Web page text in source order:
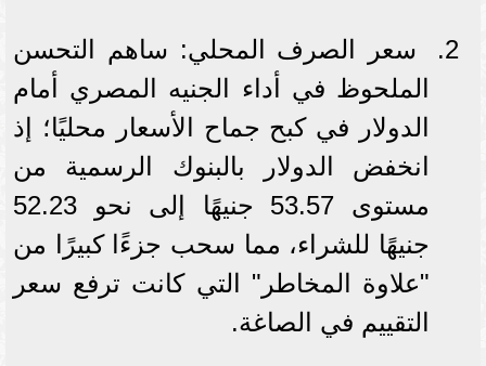
سعر الصرف المحلي: ساهم التحسن
الملحوظ في أداء الجنيه المصري أمام
الدولار في كبح جماح الأسعار محليًا؛ إذ
انخفض الدولار بالبنوك الرسمية من
مستوى 53.57 جنيهًا إلى نحو 52.23
جنيهًا للشراء، مما سحب جزءًا كبيرًا من
"علاوة المخاطر" التي كانت ترفع سعر
التقييم في الصاغة.